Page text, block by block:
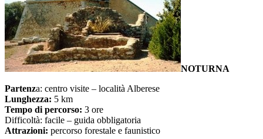
NOTURNA
Partenza: centro visite – località Alberese
Lunghezza: 5 km
Tempo di percorso: 3 ore
Difficoltà: facile – guida obbligatoria
Attrazioni: percorso forestale e faunistico